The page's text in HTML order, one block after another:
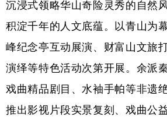
沉浸式领略华山奇险灵秀的自然
积淀千年的人文底蕴。以青山为
峰纪念亭互动展演、财富山文旅
演绎等特色活动次第开展。余派
戏曲精品剧目、水袖手帕等非遗
推出影视片段实景复刻、戏曲公